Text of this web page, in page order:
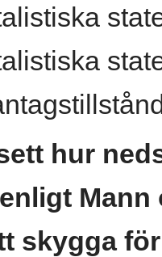
hur
skygga